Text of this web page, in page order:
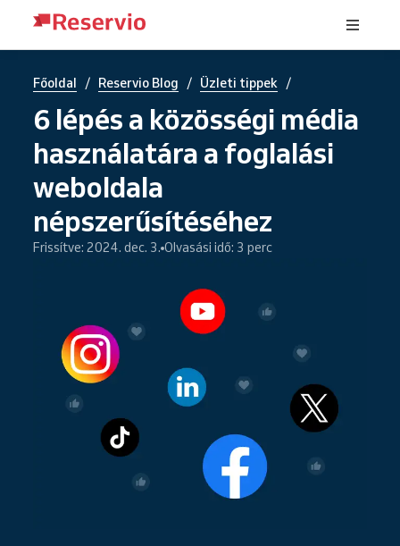
Főoldal / Reservio Blog / Üzleti tippek /
6 lépés a közösségi média
használatára a foglalási
weboldala
népszerűsítéséhez
Frissítve: 2024. dec. 3. Olvasási idő: 3 perc